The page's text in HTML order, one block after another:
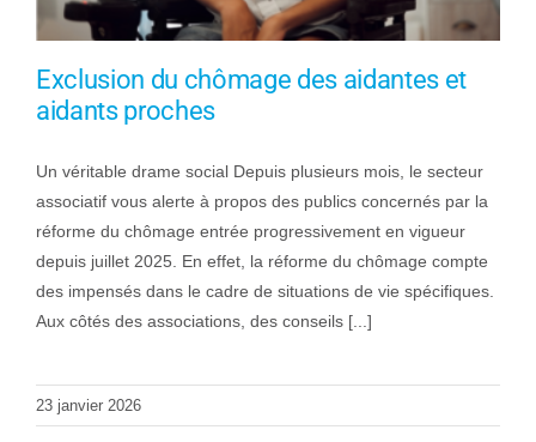
Exclusion du chômage des aidantes et
aidants proches
Un véritable drame social Depuis plusieurs mois, le secteur
associatif vous alerte à propos des publics concernés par la
réforme du chômage entrée progressivement en vigueur
depuis juillet 2025. En effet, la réforme du chômage compte
des impensés dans le cadre de situations de vie spécifiques.
Aux côtés des associations, des conseils [...]
23 janvier 2026